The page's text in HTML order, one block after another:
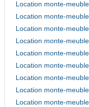
Location monte-
Location monte-
Location monte-
Location monte-
Location monte-
Location monte-
Location monte-
Location monte-
Location monte-